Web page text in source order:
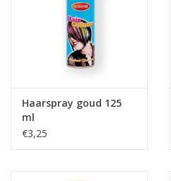
Haarspray goud 125
ml
€3,25